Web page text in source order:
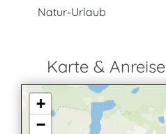
Natur-Urlaub
Karte & Anreise
+
−